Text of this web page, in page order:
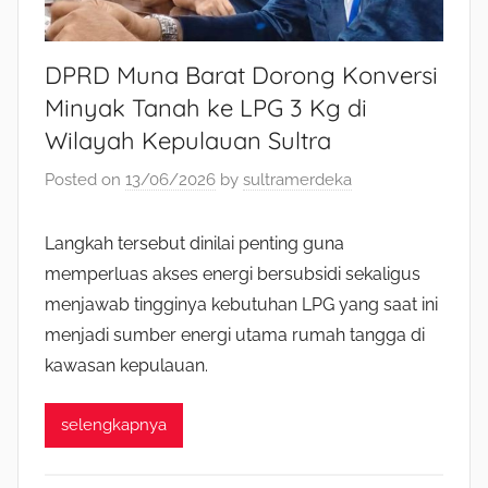
DPRD Muna Barat Dorong Konversi
Minyak Tanah ke LPG 3 Kg di
Wilayah Kepulauan Sultra
Posted on 13/06/2026 by sultramerdeka
Langkah tersebut dinilai penting guna
memperluas akses energi bersubsidi sekaligus
menjawab tingginya kebutuhan LPG yang saat ini
menjadi sumber energi utama rumah tangga di
kawasan kepulauan.
selengkapnya